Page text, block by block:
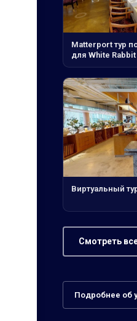
Matterport тур
для White Rabbit
Виртуальный
Смотреть
Подробнее об